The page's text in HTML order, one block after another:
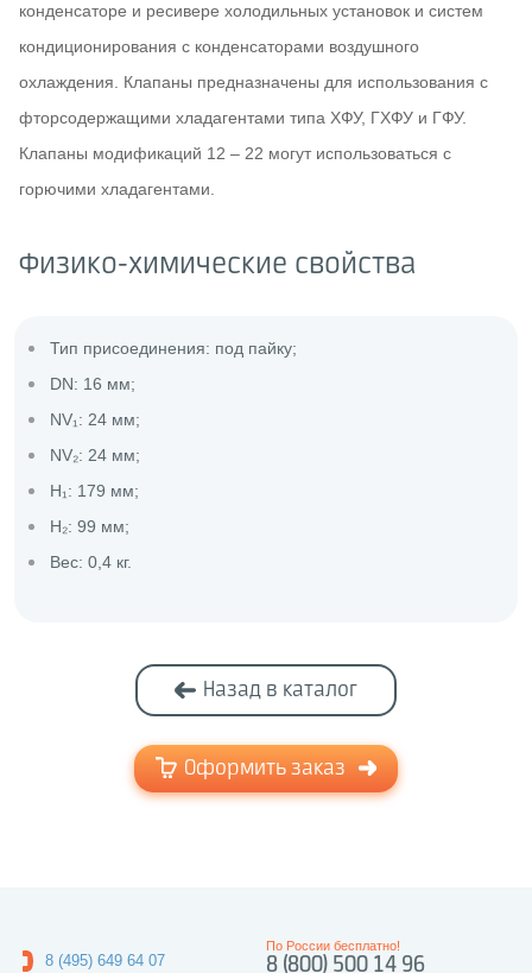
конденсаторе и ресивере холодильных установок и систем
кондиционирования с конденсаторами воздушного
охлаждения. Клапаны предназначены для использования с
фторсодержащими хладагентами типа ХФУ, ГХФУ и ГФУ.
Клапаны модификаций 12 – 22 могут использоваться с
горючими хладагентами.
Физико-химические свойства
Тип присоединения: под пайку;
DN: 16 мм;
NV₁: 24 мм;
NV₂: 24 мм;
H₁: 179 мм;
H₂: 99 мм;
Вес: 0,4 кг.
Назад в каталог
Оформить заказ
8 (495) 649 64 07 8 (800) 500 14 96
По России бесплатно!